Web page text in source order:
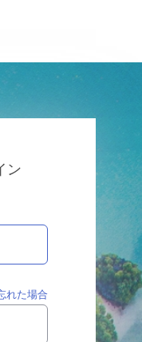
ン
れた場合